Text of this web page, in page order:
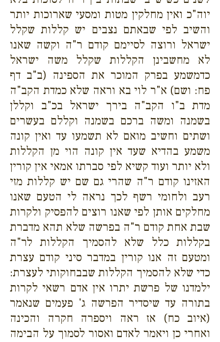
יוה"כ ואין מחלקין מטות ומסעי שארוכות יותר
והשיב לפי שבאתם נצבים יש קללות שקלל
ישראל ורוצה לסיימם קודם ר"ה וקשה שאנו
לא מחשבינן הקללות שקלל משה ישראל
כדמשמע בפרק המוכר את הספינה (ב"ב דף
פח: ושם) א"ר לוי בא וראה שלא כמדת הקב"ה
מדת ב"ו הקב"ה בירך ישראל בכ"ב וקללן
בשמנה ומשה ברכם בשמנה וקללם בעשרים
ושתים וחשיב מואם לא תשמעו עד ואין קונה
משמע בהדיא שעד אין קונה הוי מן הקללות
ולא יותר ועוד קשיא לפי סברתו אמאי אין קורין
האזינו קודם ר"ה שהרי גם שם יש קללות מזי
רעב ולחומי רשף לכך נראה לי הטעם שאנו
מחלקים אותן לפי שאנו רוצים להפסיק ולקרות
שבת אחת קודם ר"ה בפרשה שלא תהא מדברת
בקללות כלל שלא להסמיך הקללות לר"ה
ומטעם זה אנו קורין במדבר סיני קודם עצרת
כדי שלא להסמיך הקללות שבבחוקותי לעצרת:
ילמדנו של פרשת יתרו אין אדם רשאי לקרות
בתורה עד שיסדיר הפרשה ג' פעמים שנאמר
(איוב כח) אז ראה ויספרה חקרה והכינה
ואחרי כן ויאמר לאדם ואסור לסמוך על הבימה